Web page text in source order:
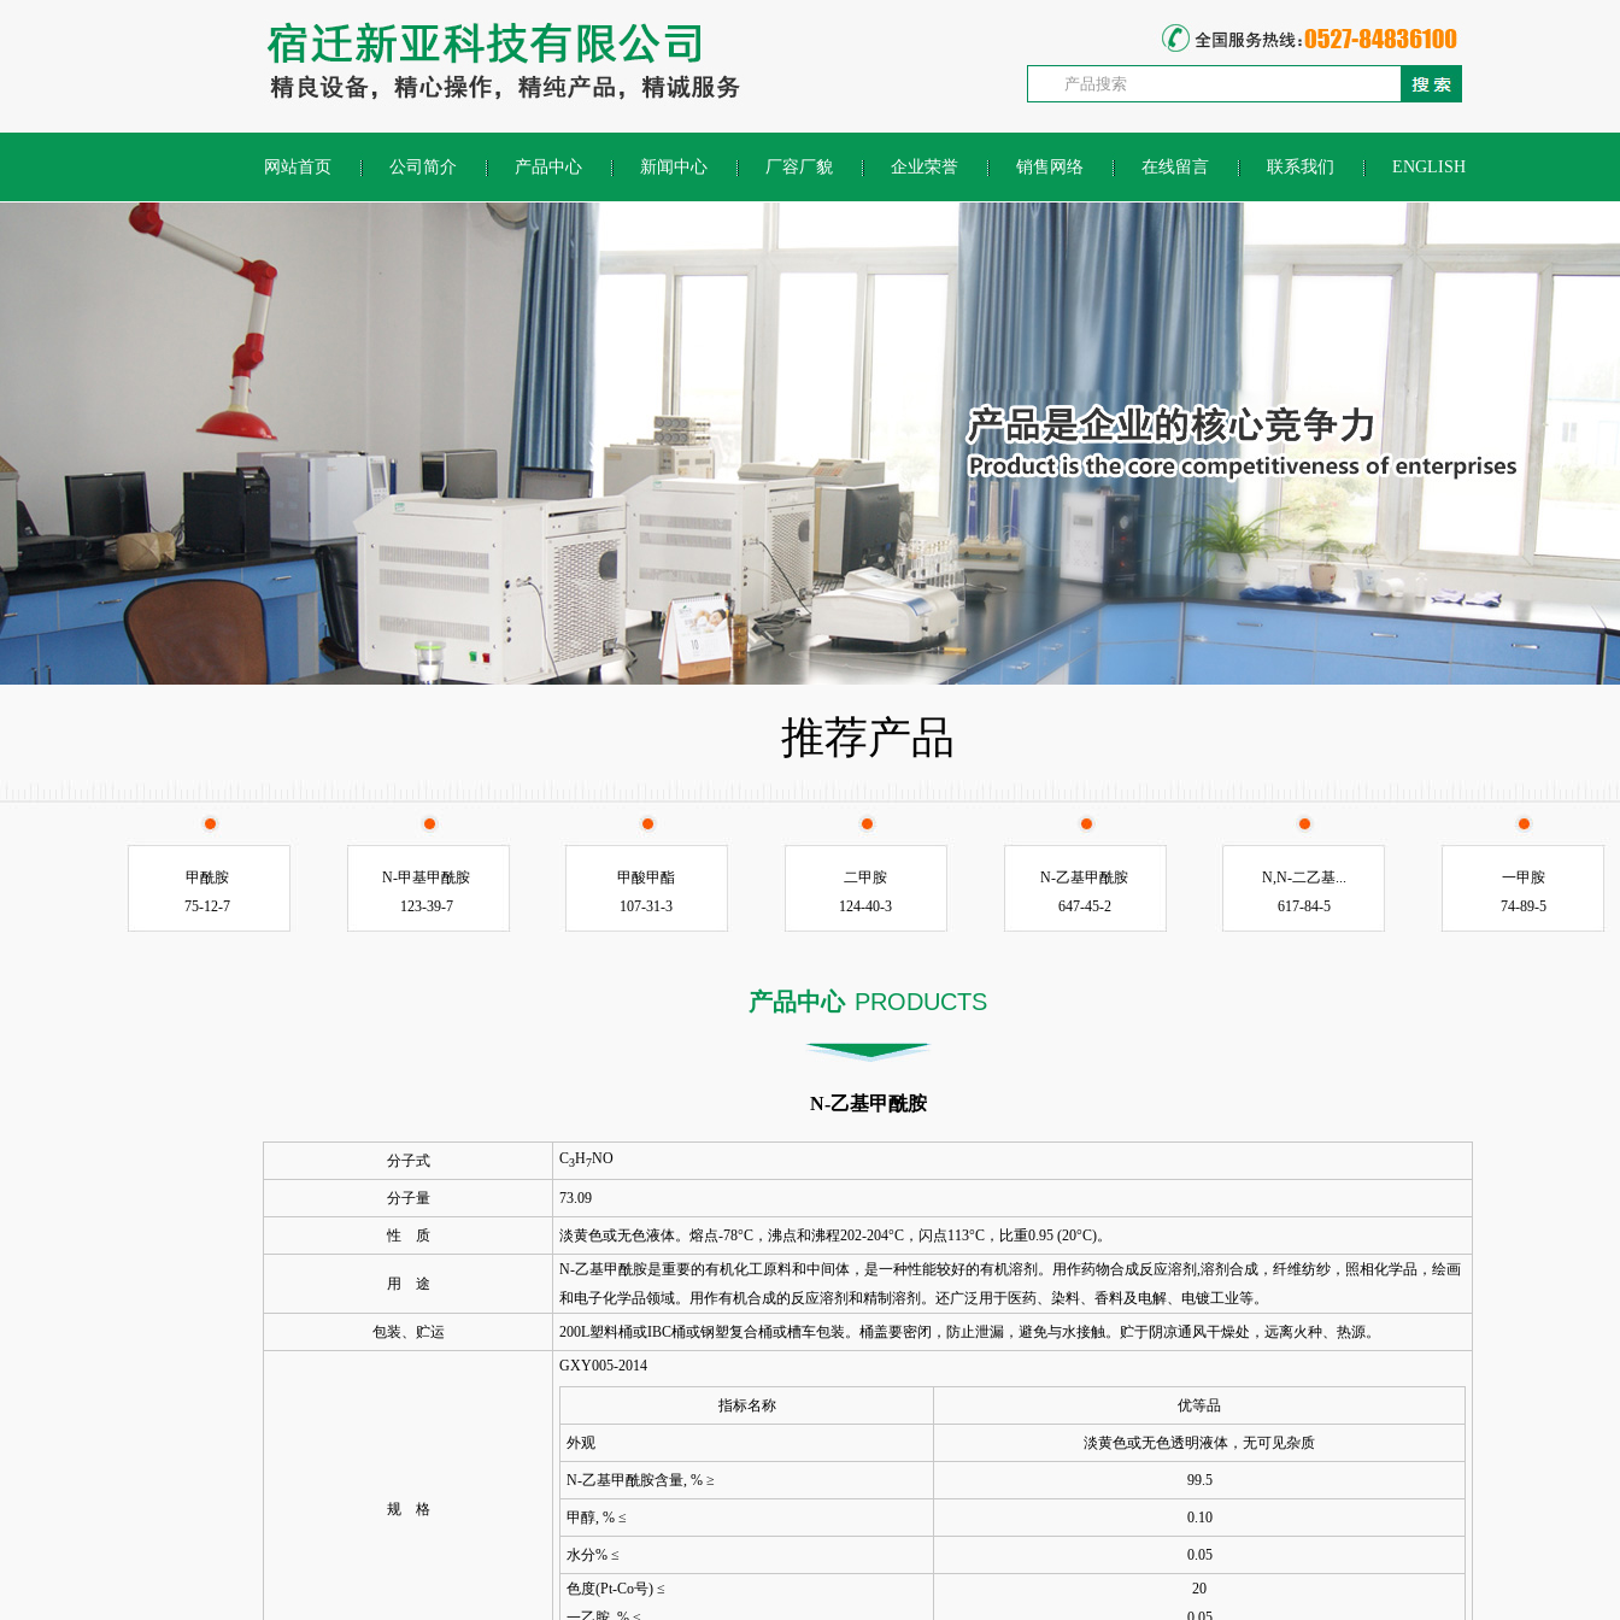
网站首页 公司简介 产品中心 新闻中心 厂容厂貌 企业荣誉 销售网络 在线留言 联系我们 ENGLISH
推荐产品
甲酰胺
75-12-7
N-甲基甲酰胺
123-39-7
甲酸甲酯
107-31-3
二甲胺
124-40-3
N-乙基甲酰胺
647-45-2
N,N-二乙基...
617-84-5
一甲胺
74-89-5
产品中心 PRODUCTS
N-乙基甲酰胺
分子式 C3H7NO
分子量 73.09
性 质 淡黄色或无色液体。熔点-78°C，沸点和沸程202-204°C，闪点113°C，比重0.95 (20°C)。
用 途
N-乙基甲酰胺是重要的有机化工原料和中间体，是一种性能较好的有机溶剂。用作药物合成反应溶剂,溶剂合成，纤维纺纱，照相化学品，绘画
和电子化学品领域。用作有机合成的反应溶剂和精制溶剂。还广泛用于医药、染料、香料及电解、电镀工业等。
包装、贮运
200L塑料桶或IBC桶或钢塑复合桶或槽车包装。桶盖要密闭，防止泄漏，避免与水接触。贮于阴凉通风干燥处，远离火种、热源。
规 格
GXY005-2014
指标名称 优等品
外观 淡黄色或无色透明液体，无可见杂质
N-乙基甲酰胺含量, % ≥ 99.5
甲醇, % ≤ 0.10
水分% ≤
0.05
色度(Pt-Co号) ≤
20